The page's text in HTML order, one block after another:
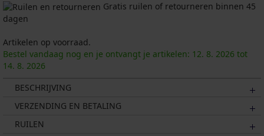
Gratis ruilen of retourneren binnen 45
dagen
Artikelen op voorraad.
Bestel vandaag nog en je ontvangt je artikelen: 12. 8. 2026 tot
14. 8. 2026
BESCHRIJVING
VERZENDING EN BETALING
RUILEN